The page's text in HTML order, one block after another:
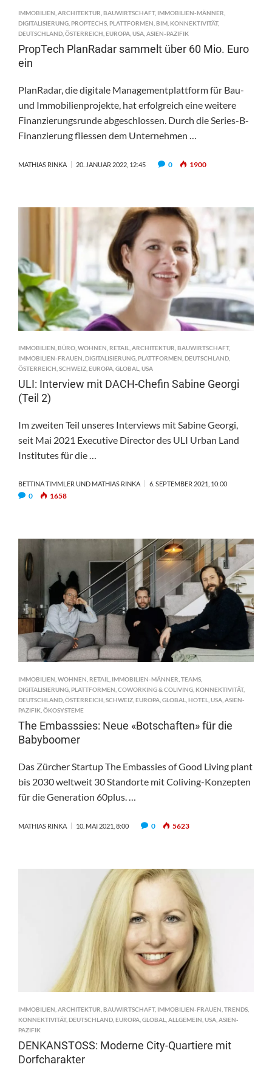
IMMOBILIEN ARCHITEKTUR BAUWIRTSCHAFT, IMMOBILIEN-MÄNNER
DIGITALISIERUNG PROPTECHS PLATTFORMEN BIM KONNEKTIVITÄT,
DEUTSCHLAND ÖSTERREICH EUROPA USA ASIEN-PAZIFIK
PropTech PlanRadar sammelt über 60 Mio. Euro
ein
PlanRadar, die digitale Managementplattform für Bau-
und Immobilienprojekte, hat erfolgreich eine weitere
Finanzierungsrunde abgeschlossen. Durch die Series-B-
Finanzierung fliessen dem Unternehmen …
MATHIAS RINKA 20. JANUAR 2022, 12:45 0 1900
IMMOBILIEN BÜRO WOHNEN RETAIL ARCHITEKTUR BAUWIRTSCHAFT,
IMMOBILIEN-FRAUEN DIGITALISIERUNG PLATTFORMEN DEUTSCHLAND
ÖSTERREICH SCHWEIZ EUROPA GLOBAL USA
ULI: Interview mit DACH-Chefin Sabine Georgi
(Teil 2)
Im zweiten Teil unseres Interviews mit Sabine Georgi,
seit Mai 2021 Executive Director des ULI Urban Land
Institutes für die …
BETTINA TIMMLER UND MATHIAS RINKA 6. SEPTEMBER 2021, 10:00
0 1658
IMMOBILIEN WOHNEN RETAIL IMMOBILIEN-MÄNNER TEAMS
DIGITALISIERUNG PLATTFORMEN COWORKING & COLIVING KONNEKTIVITÄT,
DEUTSCHLAND ÖSTERREICH SCHWEIZ EUROPA GLOBAL HOTEL USA ASIEN-
PAZIFIK ÖKOSYSTEME
The Embasssies: Neue «Botschaften» für die
Babyboomer
Das Zürcher Startup The Embassies of Good Living plant
bis 2030 weltweit 30 Standorte mit Coliving-Konzepten
für die Generation 60plus. …
MATHIAS RINKA 10. MAI 2021, 8:00 0 5623
IMMOBILIEN ARCHITEKTUR BAUWIRTSCHAFT, IMMOBILIEN-FRAUEN TRENDS
KONNEKTIVITÄT, DEUTSCHLAND EUROPA GLOBAL ALLGEMEIN USA ASIEN-
PAZIFIK
DENKANSTOSS: Moderne City-Quartiere mit
Dorfcharakter